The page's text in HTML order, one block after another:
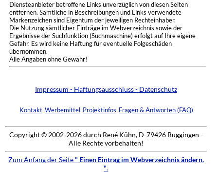
Diensteanbieter betroffene Links unverzüglich von diesen Seiten
entfernen. Sämtliche in Beschreibungen und Links verwendete
Markenzeichen sind Eigentum der jeweiligen Rechteinhaber.
Die Nutzung sämtlicher Einträge im Webverzeichnis sowie der
Ergebnisse der Suchfunktion (Suchmaschine) erfolgt auf Ihre eigene
Gefahr. Es wird keine Haftung für eventuelle Folgeschäden
übernommen.
Alle Angaben ohne Gewähr!
Impressum - Haftungsausschluss - Datenschutz
Kontakt Werbemittel Projektinfos Fragen & Antworten (FAQ)
Copyright © 2002-2026 durch René Kühn, D-79426 Buggingen -
Alle Rechte vorbehalten!
Zum Anfang der Seite " Einen Eintrag im Webverzeichnis ändern.
".